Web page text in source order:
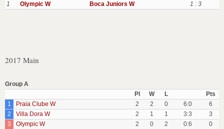
1
Olympic W Boca Juniors W 1 : 3
2017 Main
Group A
Pl
W L
Pts
1
Praia Clube W 2 2 0 6:0
6
2
Villa Dora W 2 1 1 3:3
3
3
Olympic W 2 0 2 0:6 0